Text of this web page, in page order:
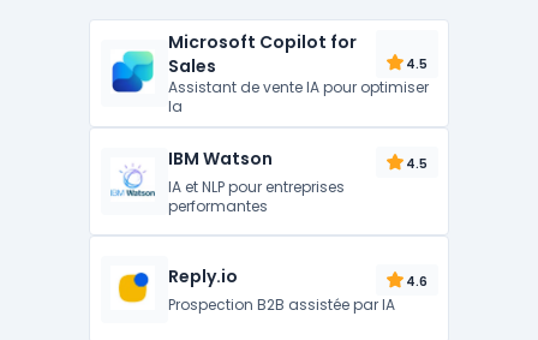
Microsoft Copilot for
Sales
4.5
Assistant de vente IA pour optimiser
la
IBM Watson 4.5
IA et NLP pour entreprises
performantes
Reply.io 4.6
Prospection B2B assistée par IA